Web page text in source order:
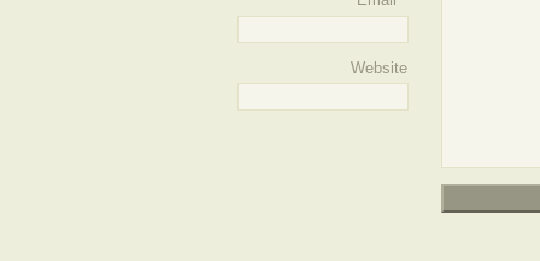
Website